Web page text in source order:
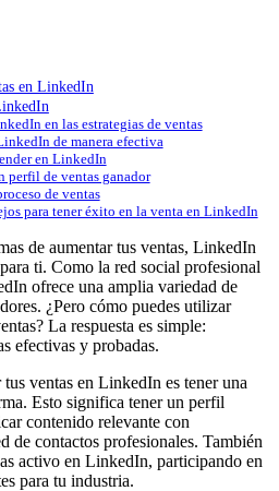
en LinkedIn
en las estrategias de ventas
de manera efectiva
en LinkedIn
perfil de ventas ganador
de ventas
para tener éxito en la venta en LinkedIn
de aumentar tus ventas, LinkedIn
ti. Como la red social profesional
ofrece una amplia variedad de
¿Pero cómo puedes utilizar
La respuesta es simple:
efectivas y probadas.
ventas en LinkedIn es tener una
Esto significa tener un perfil
contenido relevante con
de contactos profesionales. También
activo en LinkedIn, participando en
para tu industria.